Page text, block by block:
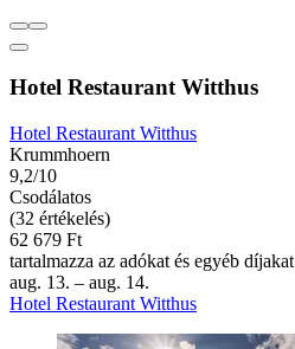
Hotel Restaurant Witthus
Hotel Restaurant Witthus
Krummhoern
9,2/10
Csodálatos
(32 értékelés)
62 679 Ft
tartalmazza az adókat és egyéb díjakat
aug. 13. – aug. 14.
Hotel Restaurant Witthus